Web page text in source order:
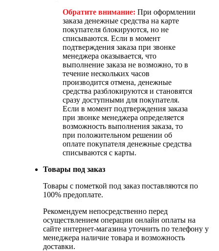
Обратите внимание: При оформлении
заказа денежные средства на карте
покупателя блокируются, но не
списываются. Если в момент
подтверждения заказа при звонке
менеджера оказывается, что
выполнение заказа не возможно, то в
течение нескольких часов
производится отмена, денежные
средства разблокируются и становятся
сразу доступными для покупателя.
Если в момент подтверждения заказа
при звонке менеджера определяется
возможность выполнения заказа, то
при положительном решении об
оплате покупателя денежные средства
списываются с карты.
Товары под заказ
Товары с пометкой под заказ поставляются по
100% предоплате.
Рекомендуем непосредственно перед
осуществлением операции онлайн оплаты на
сайте интернет-магазина уточнить по телефону у
менеджера наличие товара и возможность
доставки.